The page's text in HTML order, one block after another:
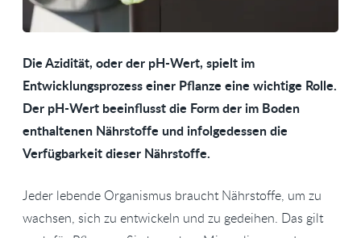
Die Azidität, oder der pH-Wert, spielt im
Entwicklungsprozess einer Pflanze eine wichtige Rolle.
Der pH-Wert beeinflusst die Form der im Boden
enthaltenen Nährstoffe und infolgedessen die
Verfügbarkeit dieser Nährstoffe.
Jeder lebende Organismus braucht Nährstoffe, um zu
wachsen, sich zu entwickeln und zu gedeihen. Das gilt